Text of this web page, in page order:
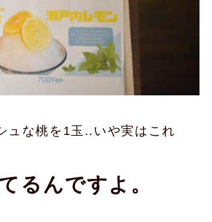
ュな桃を1玉..いや実はこれ
るんですよ。